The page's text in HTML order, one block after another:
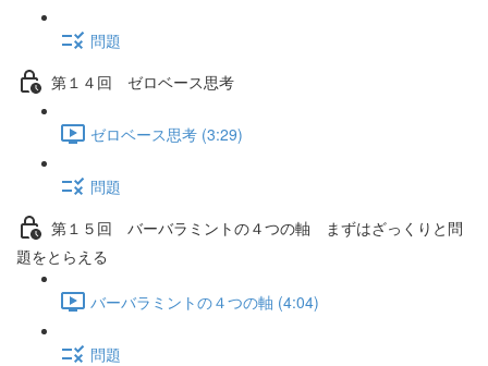
問題
第１４回 ゼロベース思考
ゼロベース思考 (3:29)
問題
第１５回 バーバラミントの４つの軸 まずはざっくりと問
題をとらえる
バーバラミントの４つの軸 (4:04)
問題